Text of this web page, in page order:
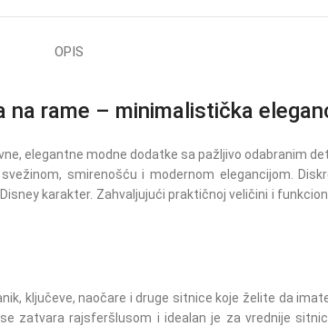
OPIS
na rame – minimalistička
elegantne modne dodatke sa pažljivo odabranim
smirenošću i modernom elegancijom.
karakter. Zahvaljujući praktičnoj veličini i
ključeve, naočare i druge sitnice koje želite da
zatvara rajsferšlusom i idealan je za vrednije